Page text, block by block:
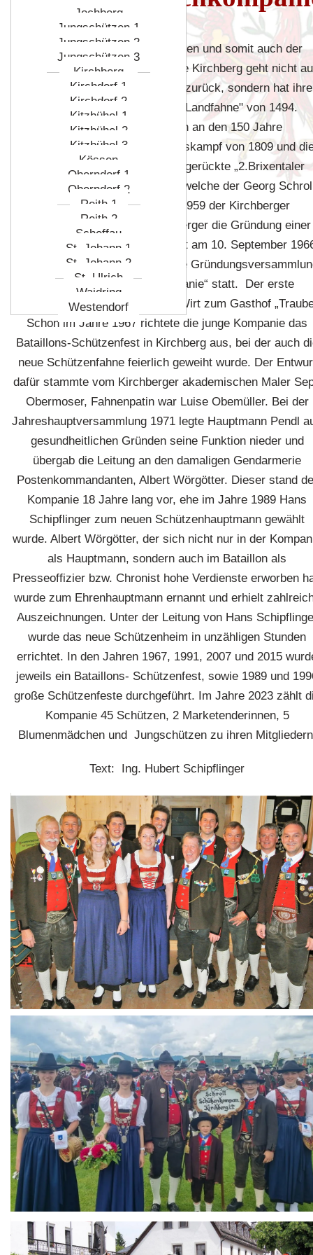
Jochberg
Jungschützen 1
Jungschützen 2
Jungschützen 3
Kirchberg
Kirchdorf 1
Kirchdorf 2
Kitzbühel 1
Kitzbühel 2
Kitzbühel 3
Kössen
Oberndorf 1
Oberndorf 2
Reith 1
Reith 2
Scheffau
St. Johann 1
St. Johann 2
St. Ulrich
Waidring
Westendorf
Das Brixentaler Schützenwesen und somit auch der
Ursprung der Schützenkompanie Kirchberg geht nicht
das „Tiroler Landlibell" von 1511 zurück, sondern hat
Ursprung in der „Salzburger Landfahne" von 1494.
Anlässlich zum Gedenken an den 150 Jahre
zurückliegenden Tiroler Freiheitskampf von 1809 und
Erinnerung an die damals ausgerückte „2.Brixentaler
Schützenkompanie Kirchberg", welche der Georg
befehligte, regte im Jahre 1959 der Kirchberger
Heimatforscher Anton Flecksberger die Gründung einer
Schützenkompanie an. Aber erst am 10. September
fand im Gasthof Untern Rain die
der „Schroll Schützenkompanie“ statt. Der erste
Hauptmann war Thomas Pendl, Wirt zum Gasthof
Schon im Jahre 1967 richtete die junge Kompanie das
Bataillons-Schützenfest in Kirchberg aus, bei der auch
neue Schützenfahne feierlich geweiht wurde. Der
dafür stammte vom Kirchberger akademischen Maler
Obermoser, Fahnenpatin war Luise Obemüller. Bei der
Jahreshauptversammlung 1971 legte Hauptmann Pendl
gesundheitlichen Gründen seine Funktion nieder und
übergab die Leitung an den damaligen Gendarmerie
Postenkommandanten, Albert Wörgötter. Dieser stand
Kompanie 18 Jahre lang vor, ehe im Jahre 1989 Hans
Schipflinger zum neuen Schützenhauptmann gewählt
wurde. Albert Wörgötter, der sich nicht nur in der
als Hauptmann, sondern auch im Bataillon als
Presseoffizier bzw. Chronist hohe Verdienste erworben
wurde zum Ehrenhauptmann ernannt und erhielt
Auszeichnungen. Unter der Leitung von Hans
wurde das neue Schützenheim in unzähligen Stunden
errichtet. In den Jahren 1967, 1991, 2007 und 2015
jeweils ein Bataillons- Schützenfest, sowie 1989 und
große Schützenfeste durchgeführt. Im Jahre 2023 zählt
Kompanie 45 Schützen, 2 Marketenderinnen, 5
Blumenmädchen und Jungschützen zu ihren
Text: Ing. Hubert Schipflinger